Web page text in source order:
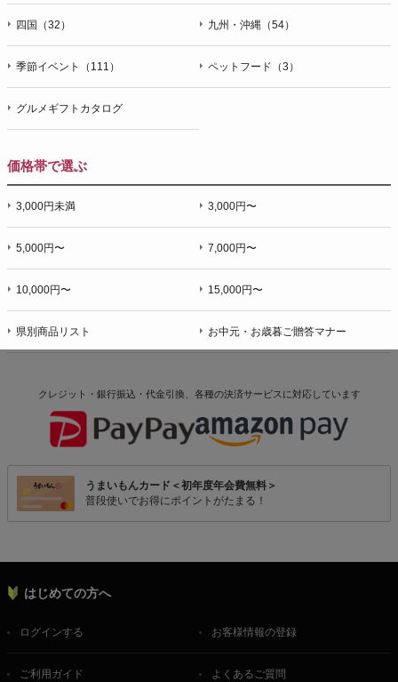
四国（32） 九州・沖縄（54）
季節イベント（111） ペットフード（3）
グルメギフトカタログ
価格帯で選ぶ
3,000円未満 3,000円〜
5,000円〜 7,000円〜
10,000円〜 15,000円〜
県別商品リスト お中元・お歳暮ご贈答マナー
クレジット・銀行振込・代金引換、各種の決済サービスに対応しています
うまいもんカード＜初年度年会費無料＞
普段使いでお得にポイントがたまる！
はじめての方へ
ログインする お客様情報の登録
ご利用ガイド よくあるご質問